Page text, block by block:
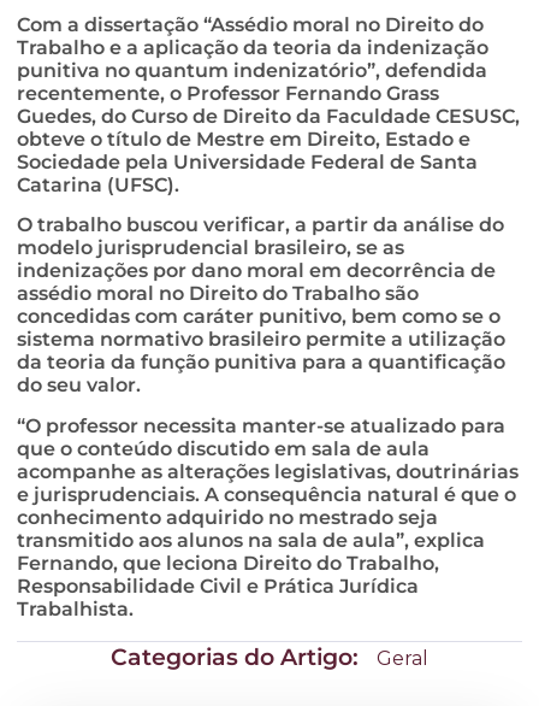
Com a dissertação “Assédio moral no Direito do
Trabalho e a aplicação da teoria da indenização
punitiva no quantum indenizatório”, defendida
recentemente, o Professor Fernando Grass
Guedes, do Curso de Direito da Faculdade CESUSC,
obteve o título de Mestre em Direito, Estado e
Sociedade pela Universidade Federal de Santa
Catarina (UFSC).
O trabalho buscou verificar, a partir da análise do
modelo jurisprudencial brasileiro, se as
indenizações por dano moral em decorrência de
assédio moral no Direito do Trabalho são
concedidas com caráter punitivo, bem como se o
sistema normativo brasileiro permite a utilização
da teoria da função punitiva para a quantificação
do seu valor.
“O professor necessita manter-se atualizado para
que o conteúdo discutido em sala de aula
acompanhe as alterações legislativas, doutrinárias
e jurisprudenciais. A consequência natural é que o
conhecimento adquirido no mestrado seja
transmitido aos alunos na sala de aula”, explica
Fernando, que leciona Direito do Trabalho,
Responsabilidade Civil e Prática Jurídica
Trabalhista.
Categorias do Artigo: Geral